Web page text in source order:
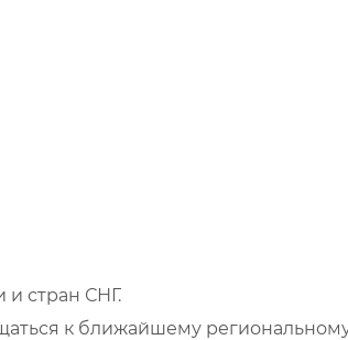
и стран СНГ.
к ближайшему